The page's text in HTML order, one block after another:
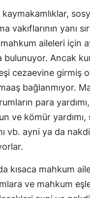
vakıflarının yanı
aileleri için
bulunuyor. Ancak
cezaevine girmiş
bağlanmıyor.
para
ve kömür
vb. ayni ya da
kısaca mahkum
ve mahkum